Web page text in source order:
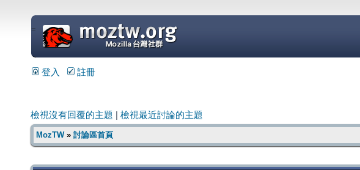
=
登入 註冊
檢視沒有回覆的主題 檢視最近討論的主題
MozTW» 討論區首頁